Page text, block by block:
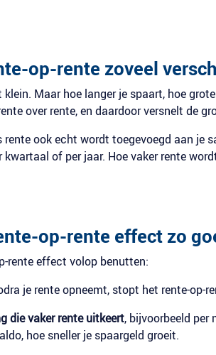
op-rente zoveel
Maar hoe langer je spaart, hoe
over rente, en daardoor versnelt de
rente ook echt wordt toegevoegd aan je
of per jaar. Hoe vaker rente
op-rente effect zo
rente effect volop benutten:
je rente opneemt, stopt het rente-op-
die vaker rente uitkeert, bijvoorbeeld per
hoe sneller je spaargeld groeit.